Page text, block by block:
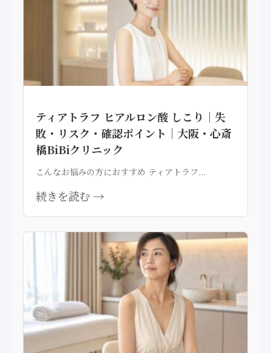
ティアトラフ ヒアルロン酸 しこり｜失
敗・リスク・確認ポイント｜大阪・心斎
橋BiBiクリニック
こんなお悩みの方におすすめ ティアトラフ...
続きを読む →